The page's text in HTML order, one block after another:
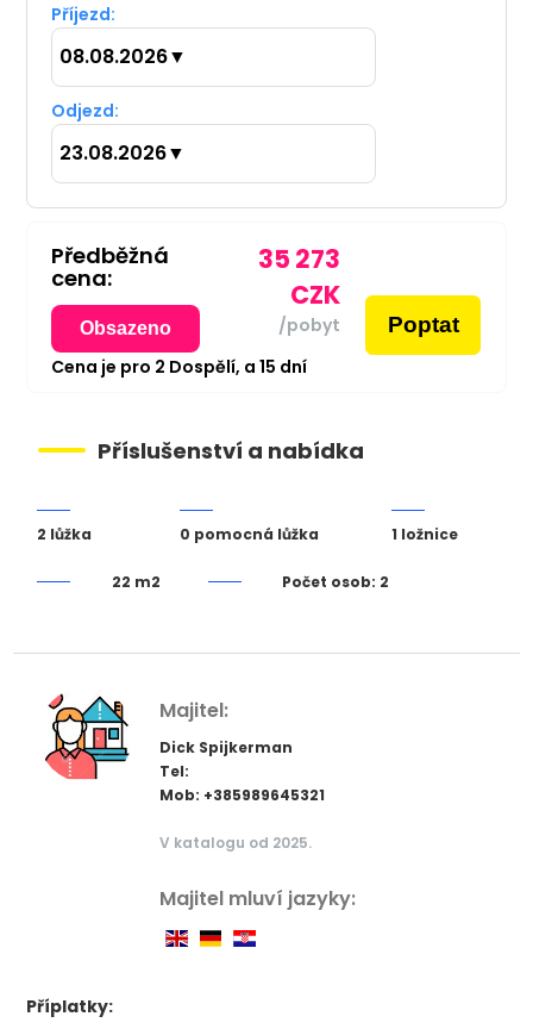
Příjezd:
08.08.2026▼
Odjezd:
23.08.2026▼
Předběžná
cena:
Obsazeno
35 273
CZK
/pobyt Poptat
Cena je pro 2 Dospělí, a 15 dní
Příslušenství a nabídka
2 lůžka 0 pomocná lůžka 1 ložnice
22 m2 Počet osob: 2
Majitel:
Dick Spijkerman
Tel:
Mob: +385989645321
V katalogu od 2025.
Majitel mluví jazyky:
Příplatky: